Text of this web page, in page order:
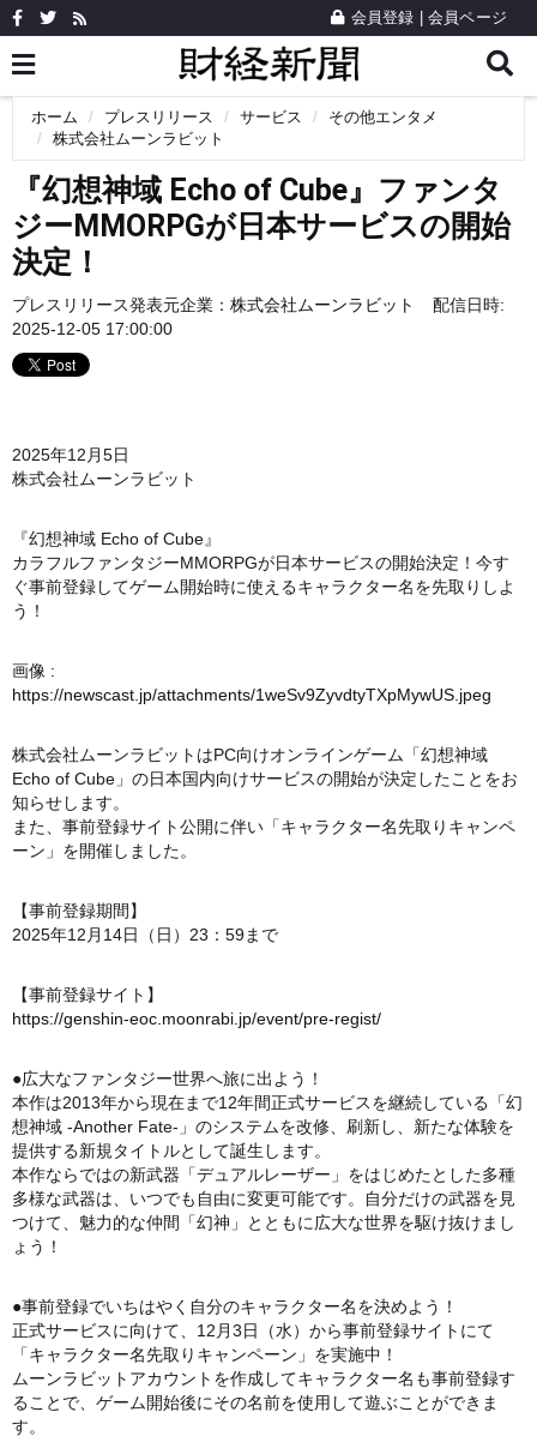
会員登録 会員ページ
ホーム プレスリリース サービス
その他エンタメ
株式会社ムーンラビット
『幻想神域 Echo of Cube』ファンタ
ジーMMORPGが日本サービスの開始
決定！
プレスリリース発表元企業： 株式会社ムーンラビット
配信日時:
2025-12-05 17:00:00
2025年12月5日
株式会社ムーンラビット
『幻想神域 Echo of Cube』
カラフルファンタジーMMORPGが日本サービスの開始決定！今す
ぐ事前登録してゲーム開始時に使えるキャラクター名を先取りしよ
う！
画像 :
https://newscast.jp/attachments/1weSv9ZyvdtyTXpMywUS.jpeg
株式会社ムーンラビットはPC向けオンラインゲーム「幻想神域
Echo of Cube」の日本国内向けサービスの開始が決定したことをお
知らせします。
また、事前登録サイト公開に伴い「キャラクター名先取りキャンペ
ーン」を開催しました。
【事前登録期間】
2025年12月14日（日）23：59まで
【事前登録サイト】
https://genshin-eoc.moonrabi.jp/event/pre-regist/
●広大なファンタジー世界へ旅に出よう！
本作は2013年から現在まで12年間正式サービスを継続している「幻
想神域 -Another Fate-」のシステムを改修、刷新し、新たな体験を
提供する新規タイトルとして誕生します。
本作ならではの新武器「デュアルレーザー」をはじめたとした多種
多様な武器は、いつでも自由に変更可能です。自分だけの武器を見
つけて、魅力的な仲間「幻神」とともに広大な世界を駆け抜けまし
ょう！
●事前登録でいちはやく自分のキャラクター名を決めよう！
正式サービスに向けて、12月3日（水）から事前登録サイトにて
「キャラクター名先取りキャンペーン」を実施中！
ムーンラビットアカウントを作成してキャラクター名も事前登録す
ることで、ゲーム開始後にその名前を使用して遊ぶことができま
す。